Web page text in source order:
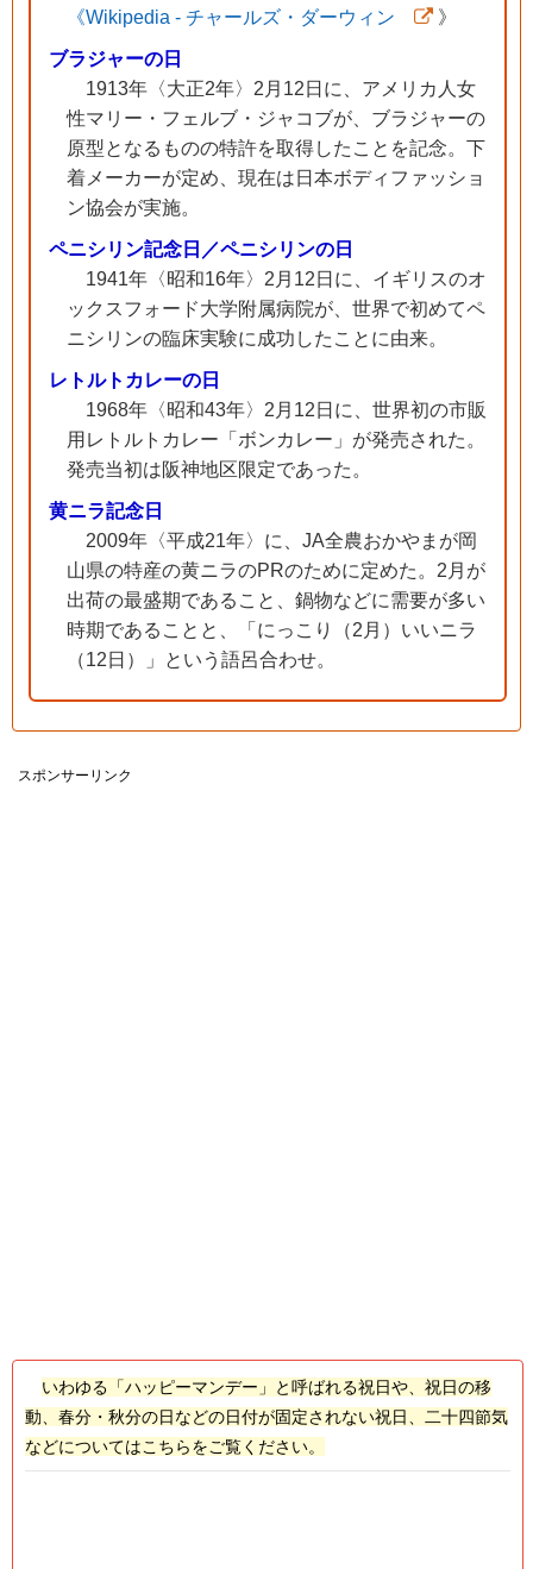
《Wikipedia - チャールズ・ダーウィン
》
ブラジャーの日
1913年〈大正2年〉2月12日に、アメリカ人女
性マリー・フェルブ・ジャコブが、ブラジャーの
原型となるものの特許を取得したことを記念。下
着メーカーが定め、現在は日本ボディファッショ
ン協会が実施。
ペニシリン記念日／ペニシリンの日
1941年〈昭和16年〉2月12日に、イギリスのオ
ックスフォード大学附属病院が、世界で初めてペ
ニシリンの臨床実験に成功したことに由来。
レトルトカレーの日
1968年〈昭和43年〉2月12日に、世界初の市販
用レトルトカレー「ボンカレー」が発売された。
発売当初は阪神地区限定であった。
黄ニラ記念日
2009年〈平成21年〉に、JA全農おかやまが岡
山県の特産の黄ニラのPRのために定めた。2月が
出荷の最盛期であること、鍋物などに需要が多い
時期であることと、「にっこり（2月）いいニラ
（12日）」という語呂合わせ。
スポンサーリンク
いわゆる「ハッピーマンデー」と呼ばれる祝日や、祝日の移
動、春分・秋分の日などの日付が固定されない祝日、二十四節気
などについてはこちらをご覧ください。